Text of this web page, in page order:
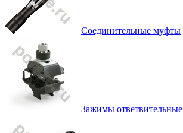
Соединительные муфты
Зажимы ответвительные